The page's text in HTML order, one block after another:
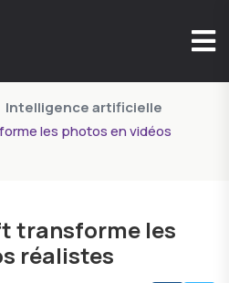
Intelligence artificielle
les photos en vidéos
transforme les
réalistes